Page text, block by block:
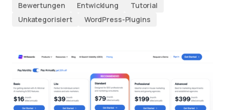
Bewertungen Entwicklung
Tutorial
Unkategorisiert
WordPress-Plugins